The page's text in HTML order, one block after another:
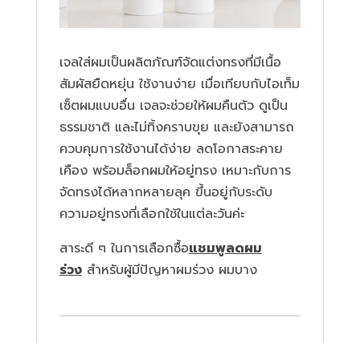
เจลใส่ผมเป็นผลิตภัณฑ์จัดแต่งทรงที่มีเนื้อ
สัมผัสยืดหยุ่น ใช้งานง่าย เมื่อเทียบกับไอเท็ม
เซ็ตผมแบบอื่น เจลจะช่วยให้ผมคืนตัว ดูเป็น
ธรรมชาติ และไม่ทิ้งคราบขุย และยังสามารถ
ควบคุมการใช้งานได้ง่าย ลดโอกาสระคาย
เคือง พร้อมล็อกผมให้อยู่ทรง เหมาะกับการ
จัดทรงได้หลากหลายลุค ขึ้นอยู่กับระดับ
ความอยู่ทรงที่เลือกใช้ในแต่ละวันค่ะ
สาระดี ๆ ในการเลือกซื้อแชมพูลดผม
ร่วง สำหรับผู้มีปัญหาผมร่วง ผมบาง